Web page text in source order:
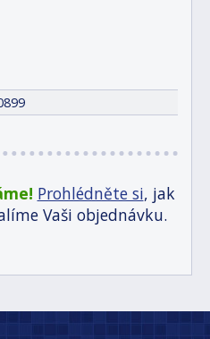
Prohlédněte si, jak
Vaši objednávku.